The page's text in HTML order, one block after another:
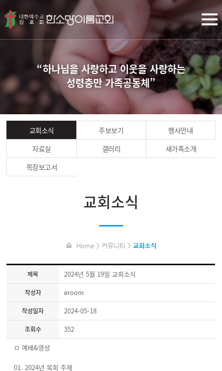
“하나님을 사랑하고 이웃을 사랑하는
성령충만 가족공동체”
교회소식 주보보기
행사안내
자료실
갤러리
새가족소개
목장보고서
교회소식
Home > 커뮤니티 > 교회소식
제목 2024년 5월 19일 교회소식
작성자 eroom
작성일자 2024-05-18
조회수
352
ㅁ 예배&영성
01. 2024년 목회 주제